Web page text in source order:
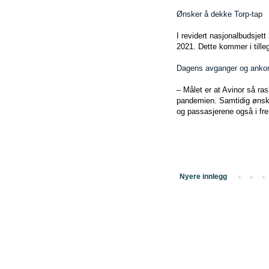
Ønsker å dekke Torp-tap
I revidert
2021. Dette kommer i
Dagens avganger og
– Målet er at Avinor så
pandemien. Samtidig
og passasjerene også i
Nyere innlegg